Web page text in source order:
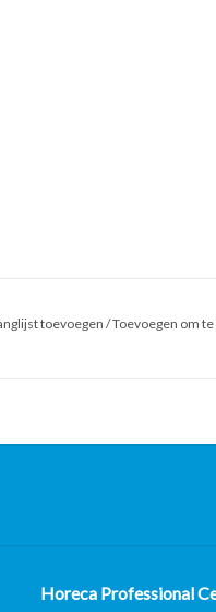
toevoegen /Toevoegen om
Horeca Professional